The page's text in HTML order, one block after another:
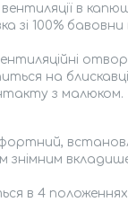
вентиляції в
зі 100%
на
з малюком.
знімним
в 4